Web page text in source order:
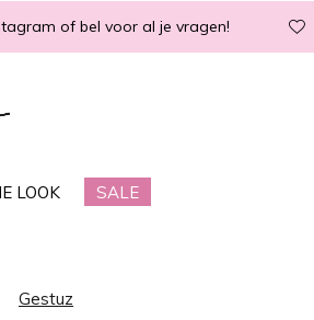
LOOK SALE
of bel voor al je vragen!
Gestuz